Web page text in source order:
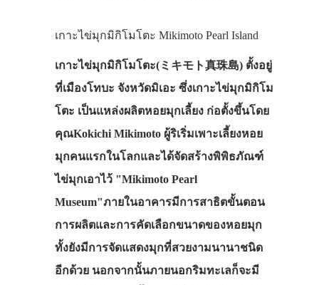
เกาะไข่มุกมิกิโมโตะ Mikimoto Pearl Island
เกาะไข่มุกมิกิโมโตะ(ミキモト真珠島) ตั้งอยู่
ที่เมืองโทบะ จังหวัดมิเอะ ซึ่งเกาะไข่มุกมิกิโม
โตะ เป็นแหล่งผลิตหอยมุกเลี้ยง ก่อตั้งขึ้นโดย
คุณKokichi Mikimoto ผู้ริเริ่มเพาะเลี้ยงหอย
มุกคนแรกในโลกและได้จัดสร้างพิพิธภัณฑ์
ไข่มุกเอาไว้ "Mikimoto Pearl
Museum"ภายในอาคารมีการสาธิตขั้นตอน
การผลิตและการคัดเลือกขนาดของหอยมุก
ทั้งยังมีการจัดแสดงมุกที่สวยงามนานาชนิด
อีกด้วย นอกจากนั้นภายนอกริมทะเลก็จะมี